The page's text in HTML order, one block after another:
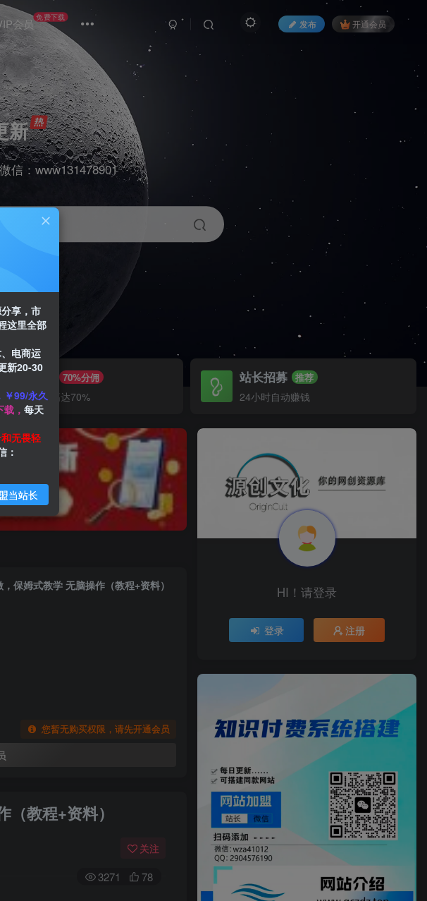
会员 免费下载
发布 开通会员
新
信：www131478901
推广赚钱 70%分佣
推广返佣高达70%
站长招募 推荐
24小时自动赚钱
保姆式教学 无脑操作（教程+资料）
您暂无购买权限，请先开通会员
教程+资料）
关注
3271 78
HI！请登录
登录 注册
享，市
这里全部
电商运
新20-30
￥99/永久
， 每天
无畏轻
：
当站长